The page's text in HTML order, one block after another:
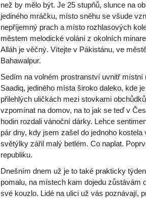
než by mělo být. Je 25 stupňů, slunce na
jediného mráčku, místo sněhu se všude
nepříjemný prach a místo rozhlasových
městem melodické volání z okolních
Alláh je věčný. Vítejte v Pákistánu, ve
Bahawalpur.
Sedím na volném prostranství uvnitř místní
Saadiq, jediného místa široko daleko, kde
přilehlých uličkách mezi stovkami
vzpomínat na domov, na to jak se teď v
hodin rozdali vánoční dárky. Lehce
pár dny, kdy jsem zašel do jednoho
světýlky zářil malý betlém. Co naplat.
republiku.
Dnešním dnem už je to také prakticky
pomalu, na místech kam dojedu zůstávám
své kouzlo. Lidé na ulici už vás poznávají,